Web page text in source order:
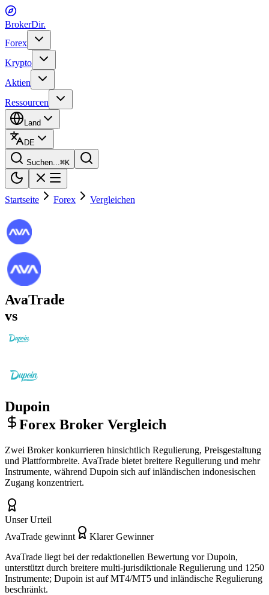
BrokerDir.
Forex
Krypto
Aktien
Ressourcen
Land
DE
Suchen...⌘K
Startseite Forex Vergleichen
AvaTrade
vs
Dupoin
Forex Broker Vergleich
Zwei Broker konkurrieren hinsichtlich Regulierung, Preisgestaltung
und Plattformbreite. AvaTrade bietet breitere Regulierung und mehr
Instrumente, während Dupoin sich auf inländischen indonesischen
Zugang konzentriert.
Unser Urteil
AvaTrade gewinnt
Klarer Gewinner
AvaTrade liegt bei der redaktionellen Bewertung vor Dupoin,
unterstützt durch breitere multi-jurisdiktionale Regulierung und 1250
Instrumente; Dupoin ist auf MT4/MT5 und inländische Regulierung
beschränkt.